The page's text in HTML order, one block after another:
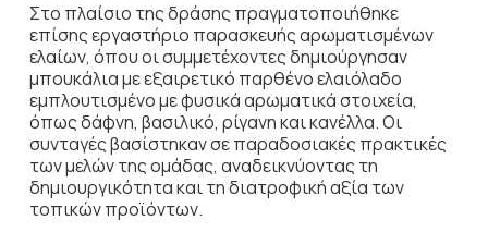
Στο πλαίσιο της δράσης πραγματοποιήθηκε
επίσης εργαστήριο παρασκευής αρωματισμένων
ελαίων, όπου οι συμμετέχοντες δημιούργησαν
μπουκάλια με εξαιρετικό παρθένο ελαιόλαδο
εμπλουτισμένο με φυσικά αρωματικά στοιχεία,
όπως δάφνη, βασιλικό, ρίγανη και κανέλλα. Οι
συνταγές βασίστηκαν σε παραδοσιακές πρακτικές
των μελών της ομάδας, αναδεικνύοντας τη
δημιουργικότητα και τη διατροφική αξία των
τοπικών προϊόντων.